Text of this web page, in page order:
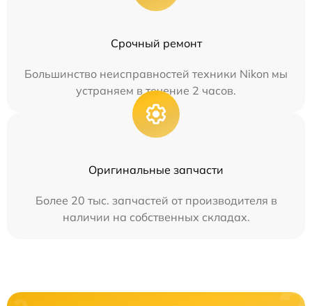
Срочный ремонт
Большинство неисправностей техники Nikon мы
устраняем в течение 2 часов.
Оригинальные запчасти
Более 20 тыс. запчастей от производителя в
наличии на собственных складах.